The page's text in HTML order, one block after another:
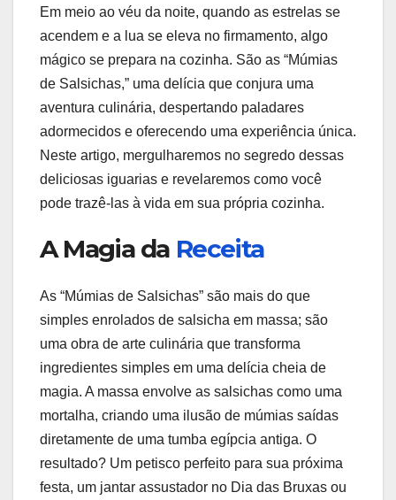
Em meio ao véu da noite, quando as estrelas se
acendem e a lua se eleva no firmamento, algo
mágico se prepara na cozinha. São as “Múmias
de Salsichas,” uma delícia que conjura uma
aventura culinária, despertando paladares
adormecidos e oferecendo uma experiência única.
Neste artigo, mergulharemos no segredo dessas
deliciosas iguarias e revelaremos como você
pode trazê-las à vida em sua própria cozinha.
A Magia da Receita
As “Múmias de Salsichas” são mais do que
simples enrolados de salsicha em massa; são
uma obra de arte culinária que transforma
ingredientes simples em uma delícia cheia de
magia. A massa envolve as salsichas como uma
mortalha, criando uma ilusão de múmias saídas
diretamente de uma tumba egípcia antiga. O
resultado? Um petisco perfeito para sua próxima
festa, um jantar assustador no Dia das Bruxas ou